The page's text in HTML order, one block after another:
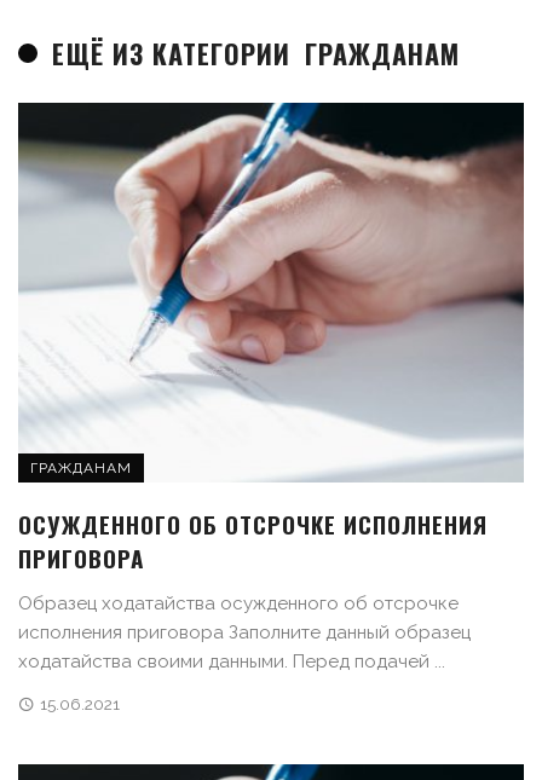
ЕЩЁ ИЗ КАТЕГОРИИ ГРАЖДАНАМ
ГРАЖДАНАМ
ОСУЖДЕННОГО ОБ ОТСРОЧКЕ ИСПОЛНЕНИЯ
ПРИГОВОРА
Образец ходатайства осужденного об отсрочке
исполнения приговора Заполните данный образец
ходатайства своими данными. Перед подачей ...
15.06.2021